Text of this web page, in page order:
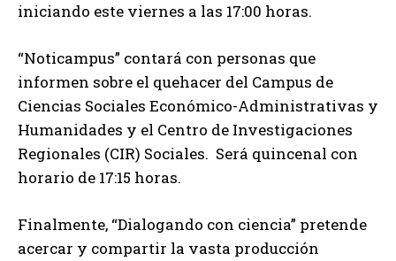
iniciando este viernes a las 17:00 horas.
“Noticampus” contará con personas que
informen sobre el quehacer del Campus de
Ciencias Sociales Económico-Administrativas y
Humanidades y el Centro de Investigaciones
Regionales (CIR) Sociales. Será quincenal con
horario de 17:15 horas.
Finalmente, “Dialogando con ciencia” pretende
acercar y compartir la vasta producción